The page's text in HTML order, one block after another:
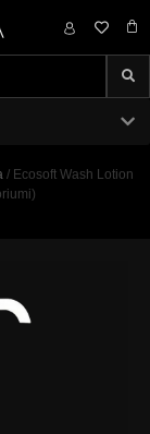
0,00 €
/ Ecosoft Wash Lotion